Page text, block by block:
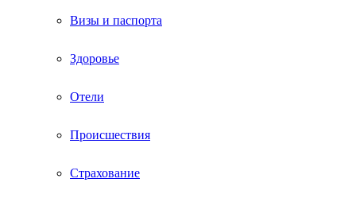
Визы и паспорта
Здоровье
Отели
Происшествия
Страхование